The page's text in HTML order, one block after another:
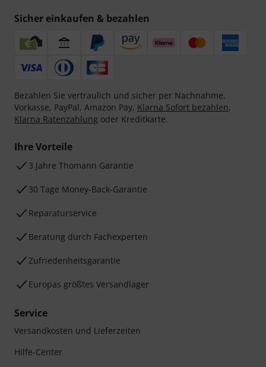
Sicher einkaufen & bezahlen
Bezahlen Sie vertraulich und sicher per Nachnahme,
Vorkasse, PayPal, Amazon Pay, Klarna Sofort bezahlen,
Klarna Ratenzahlung oder Kreditkarte.
Ihre Vorteile
3 Jahre Thomann Garantie
30 Tage Money-Back-Garantie
Reparaturservice
Beratung durch Fachexperten
Zufriedenheitsgarantie
Europas größtes Versandlager
Service
Versandkosten und Lieferzeiten
Hilfe-Center